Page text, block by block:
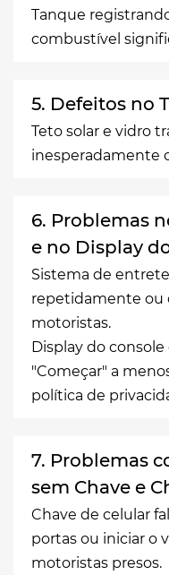
Tanque
combustível
5. Defeitos no
Teto solar e vidro
inesperadamente
6. Problemas
e no Display
Sistema de
repetidamente ou
motoristas.
Display do
"Começar" a
política de
7. Problemas
sem Chave e
Chave de celular
portas ou iniciar o
motoristas presos.